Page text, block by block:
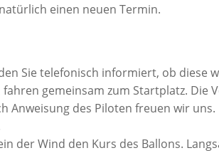
einen neuen Termin.
Sie telefonisch informiert, ob
gemeinsam zum Startplatz.
Anweisung des Piloten freuen wir
der Wind den Kurs des Ballons.